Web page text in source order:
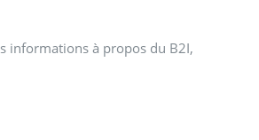
informations à propos du B2I,